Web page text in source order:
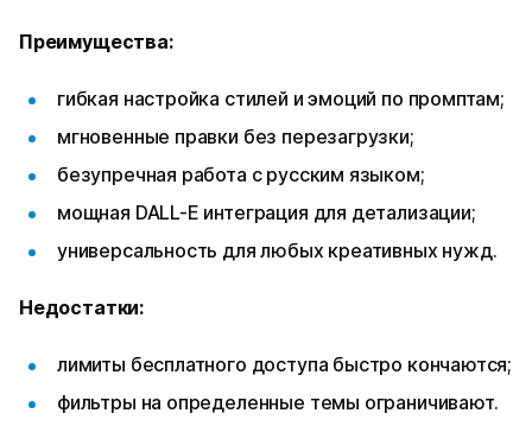
Преимущества:
гибкая настройка стилей и эмоций по промптам;
мгновенные правки без перезагрузки;
безупречная работа с русским языком;
мощная DALL-E интеграция для детализации;
универсальность для любых креативных нужд.
Недостатки:
лимиты бесплатного доступа быстро кончаются;
фильтры на определенные темы ограничивают.